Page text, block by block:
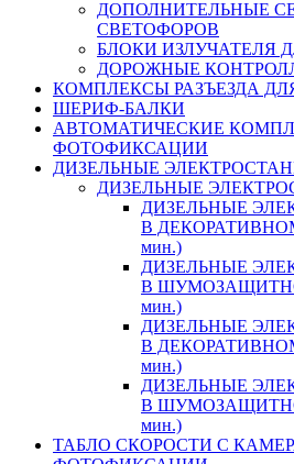
ДОПОЛНИТЕЛЬНЫЕ
СВЕТОФОРОВ
БЛОКИ ИЗЛУЧАТЕЛЯ
ДОРОЖНЫЕ
КОМПЛЕКСЫ РАЗЪЕЗДА
ШЕРИФ-БАЛКИ
АВТОМАТИЧЕСКИЕ
ФОТОФИКСАЦИИ
ДИЗЕЛЬНЫЕ
ДИЗЕЛЬНЫЕ
ДИЗЕЛЬНЫЕ
В
мин.)
ДИЗЕЛЬНЫЕ
В
мин.)
ДИЗЕЛЬНЫЕ
В
мин.)
ДИЗЕЛЬНЫЕ
В
мин.)
ТАБЛО СКОРОСТИ С